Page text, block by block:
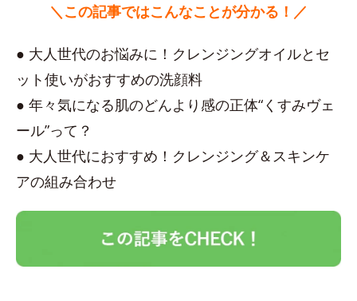
＼この記事ではこんなことが分かる！／
● 大人世代のお悩みに！クレンジングオイルとセ
ット使いがおすすめの洗顔料
● 年々気になる肌のどんより感の正体“くすみヴェ
ール”って？
● 大人世代におすすめ！クレンジング＆スキンケ
アの組み合わせ